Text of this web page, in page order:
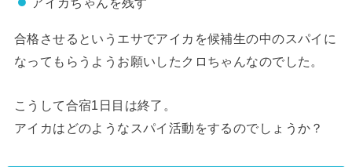
合格させるというエサでアイカを候補生の中のスパイに
なってもらうようお願いしたクロちゃんなのでした。
こうして合宿1日目は終了。
アイカはどのようなスパイ活動をするのでしょうか？